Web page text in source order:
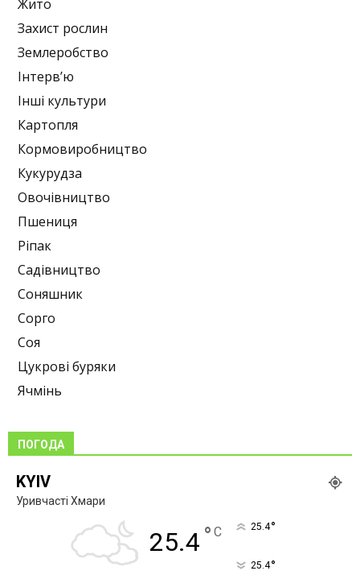
Жито
Захист рослин
Землеробство
Інтерв’ю
Інші культури
Картопля
Кормовиробництво
Кукурудза
Овочівництво
Пшениця
Ріпак
Садівництво
Соняшник
Сорго
Соя
Цукрові буряки
Ячмінь
ПОГОДА
KYIV
Уривчасті Хмари
25.4 ° C 25.4°
25.4°